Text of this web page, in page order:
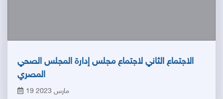
الاجتماع الثاني لاجتماع مجلس إدارة المجلس الصحي
المصري
19 مارس 2023